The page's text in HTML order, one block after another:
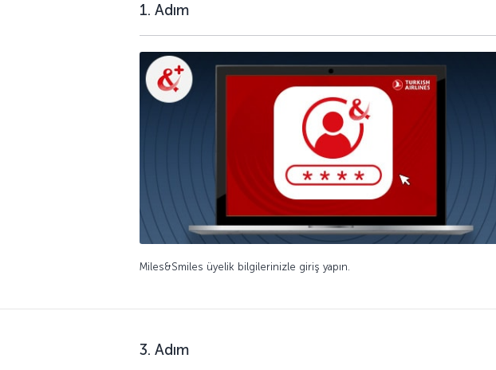
1. Adım
Miles&Smiles üyelik bilgilerinizle giriş yapın.
3. Adım